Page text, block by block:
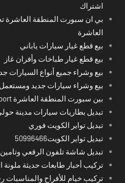
اشتراك
بي ان سبورت المنطقة العاشرة
العاشرة
بيع قطع غيار سيارات ياباني
بيع قطع غيار طباخات وأفران غاز
بيع وشراء جميع أنواع السيارات
بيع وشراء سيارات جديد
بين سبورت المنطقة العاشرة Bein sport في الكويت
تبديل بطاريات سيارات مدينة
تبديل تواير الكويت فوري
تبديل تواير الكويت50996466
تبديل شاشة تلفون الرقعي
تركيب أحبار طابعات حديثة ملونة
تركيب خيام للأفراح والمناسبات